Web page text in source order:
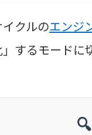
クルのエンジ
するモードに